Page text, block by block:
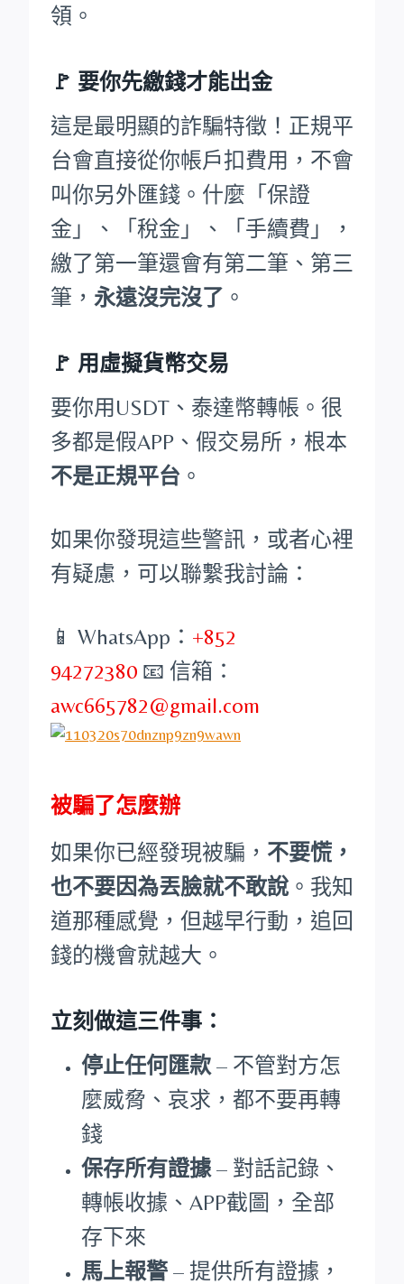
領。
🚩 要你先繳錢才能出金
這是最明顯的詐騙特徵！正規平
台會直接從你帳戶扣費用，不會
叫你另外匯錢。什麼「保證
金」、「稅金」、「手續費」，
繳了第一筆還會有第二筆、第三
筆， 永遠沒完沒了 。
🚩 用虛擬貨幣交易
要你用USDT、泰達幣轉帳。很
多都是假APP、假交易所，根本
不是正規平台 。
如果你發現這些警訊，或者心裡
有疑慮，可以聯繫我討論：
📱 WhatsApp： +852
94272380 📧 信箱：
awc665782@gmail.com
被騙了怎麼辦
如果你已經發現被騙， 不要慌，
也不要因為丟臉就不敢說 。我知
道那種感覺，但越早行動，追回
錢的機會就越大。
立刻做這三件事：
停止任何匯款 – 不管對方怎
麼威脅、哀求，都不要再轉
錢
保存所有證據 – 對話記錄、
轉帳收據、APP截圖，全部
存下來
馬上報警 – 提供所有證據，